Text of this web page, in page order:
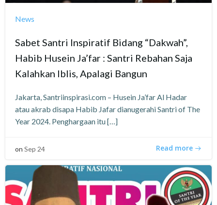
News
Sabet Santri Inspiratif Bidang “Dakwah”,
Habib Husein Ja’far : Santri Rebahan Saja
Kalahkan Iblis, Apalagi Bangun
Jakarta, Santriinspirasi.com – Husein Ja’far Al Hadar
atau akrab disapa Habib Jafar dianugerahi Santri of The
Year 2024. Penghargaan itu […]
on Sep 24 Read more